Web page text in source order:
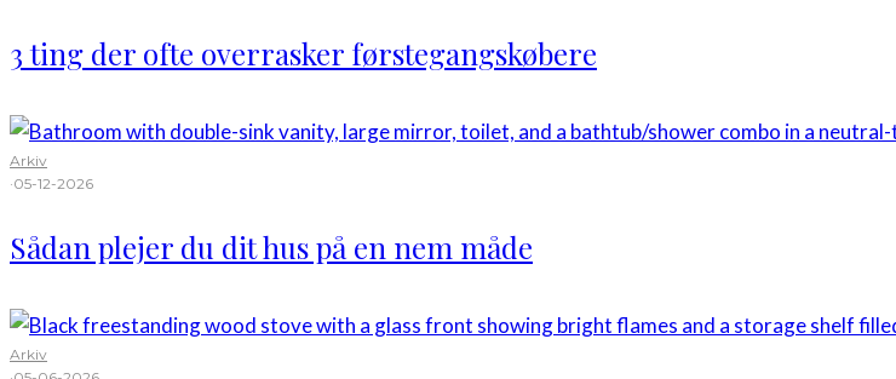
3 ting der ofte overrasker førstegangskøbere
Arkiv
·05-12-2026
Sådan plejer du dit hus på en nem måde
Arkiv